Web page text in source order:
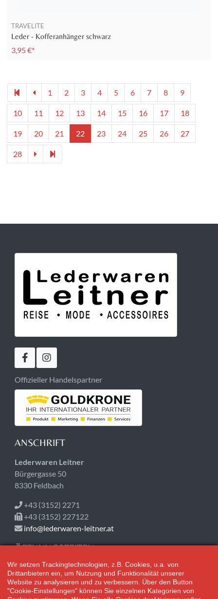
TRAVELITE
Leder - Kofferanhänger schwarz
3,95 €*
1 2 3 4 5 6 7 8 9
10 11 12 13 14 15 16 17 18
19 20 21 22 23 24 25 26 27
28
Offizieller Handelspartner
ANSCHRIFT
Lederwaren Leitner
Bürgergasse 50
8330 Feldbach
+43 (3152) 2271
+43 (3152) 227122
info@lederwaren-leitner.at
ÖFFNUNGSZEITEN
Jetzt geschlossen!
Mo-Fr 08:30-18:00
Sa 08:30-12:30
Wir setzen Trackingtechnologien, z.B. Cookies, u.a. von
Drittanbietern ein, um Nutzung und Funktionalität unserer
Website zu analysieren und zu verbessern. Über den Button
"Cookie-Einstellungen" können Sie einzelnen Kategorien von